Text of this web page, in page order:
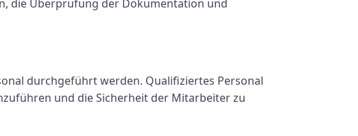
die Überprüfung der Dokumentation und
durchgeführt werden. Qualifiziertes Personal
und die Sicherheit der Mitarbeiter zu